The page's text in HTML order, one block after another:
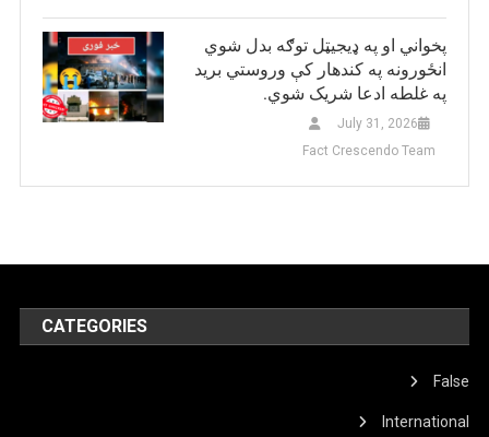
پخواني او په ډيجيټل توګه بدل شوي
انځورونه په کندهار کې وروستي برید
په غلطه ادعا شریک شوي.
July 31, 2026
Fact Crescendo Team
CATEGORIES
False
International